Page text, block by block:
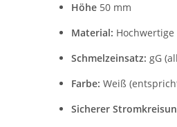
Höhe 50 mm
Material:
Schmelzeinsatz: gG
Farbe: Weiß
Sicherer